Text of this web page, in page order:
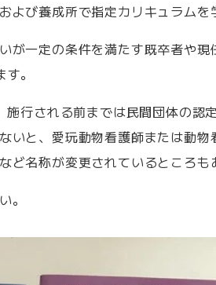
び養成所で指定カリキュラムを
が一定の条件を満たす既卒者や
。
行される前までは民間団体の認
いと、愛玩動物看護師または動物
名称が変更されているところも
。